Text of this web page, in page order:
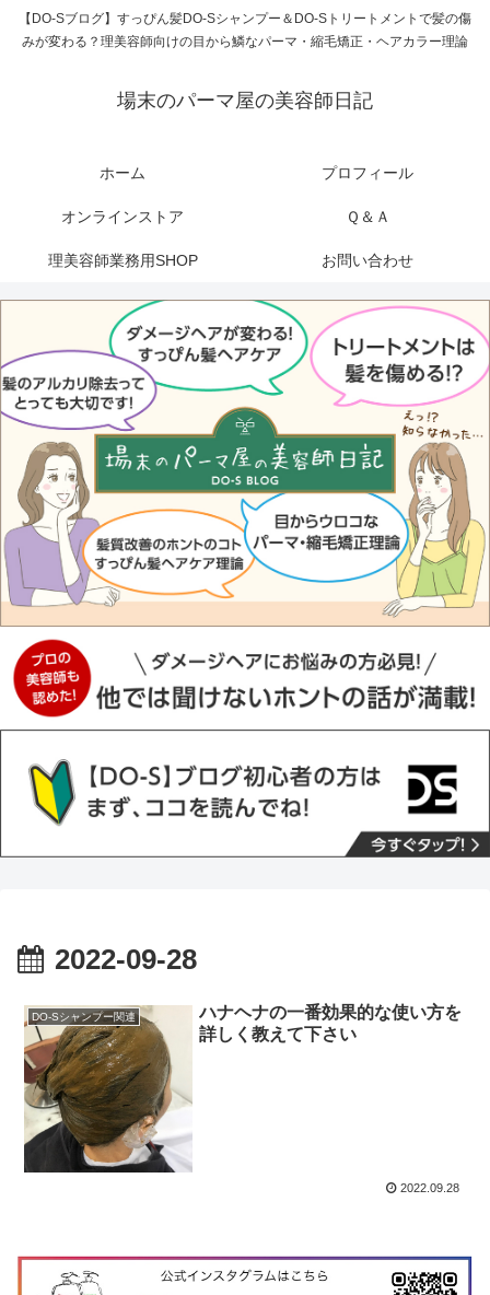
【DO-Sブログ】すっぴん髪DO-Sシャンプー＆DO-Sトリートメントで髪の傷
みが変わる？理美容師向けの目から鱗なパーマ・縮毛矯正・ヘアカラー理論
場末のパーマ屋の美容師日記
ホーム プロフィール
オンラインストア Ｑ＆Ａ
理美容師業務用SHOP お問い合わせ
2022-09-28
DO-Sシャンプー関連
ハナヘナの一番効果的な使い方を
詳しく教えて下さい
2022.09.28